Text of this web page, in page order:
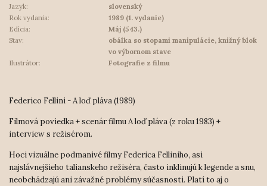
Jazyk:
slovenský
Rok vydania:
1989 (1. vydanie)
Edícia:
Máj (543.)
Stav:
obálka so stopami manipulácie, knižný blok
vo výbornom stave
Ilustrátor:
Fotografie z filmu
Federico Fellini - A loď pláva (1989)
Filmová poviedka + scenár filmu A loď pláva (z roku 1983) +
interview s režisérom.
Hoci vizuálne podmanivé filmy Federica Felliniho, asi
najslávnejšieho talianskeho režiséra, často inklinujú k legende a snu,
neobchádzajú ani závažné problémy súčasnosti. Platí to aj o